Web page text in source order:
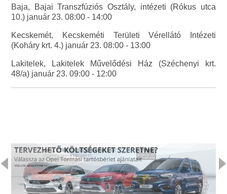
Baja, Bajai Transzfúziós Osztály, intézeti (Rókus utca
10.) január 23. 08:00 - 14:00
Kecskemét, Kecskeméti Területi Vérellátó Intézeti
(Koháry krt. 4.) január 23. 08:00 - 13:00
Lakitelek, Lakitelek Művelődési Ház (Széchenyi krt.
48/a) január 23. 09:00 - 12:00